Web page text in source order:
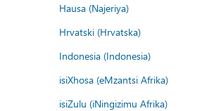
Hausa (Najeriya)
Hrvatski (Hrvatska)
Indonesia (Indonesia)
isiXhosa (eMzantsi Afrika)
isiZulu (iNingizimu Afrika)